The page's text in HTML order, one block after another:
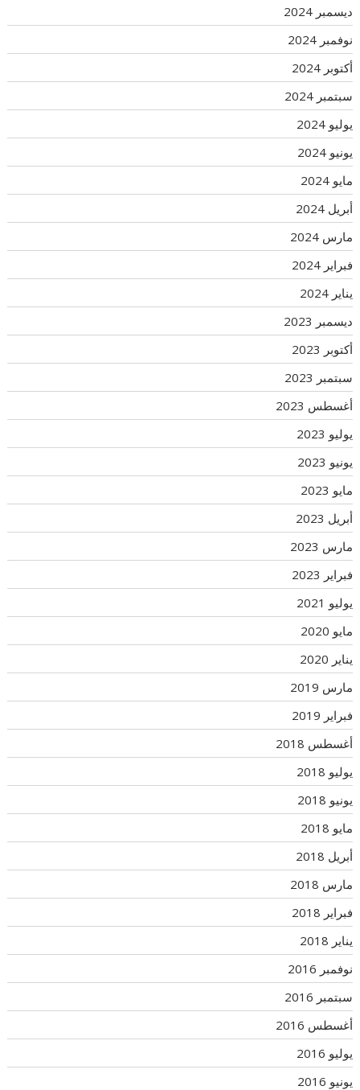
ديسمبر 2024
نوفمبر 2024
أكتوبر 2024
سبتمبر 2024
يوليو 2024
يونيو 2024
مايو 2024
أبريل 2024
مارس 2024
فبراير 2024
يناير 2024
ديسمبر 2023
أكتوبر 2023
سبتمبر 2023
أغسطس 2023
يوليو 2023
يونيو 2023
مايو 2023
أبريل 2023
مارس 2023
فبراير 2023
يوليو 2021
مايو 2020
يناير 2020
مارس 2019
فبراير 2019
أغسطس 2018
يوليو 2018
يونيو 2018
مايو 2018
أبريل 2018
مارس 2018
فبراير 2018
يناير 2018
نوفمبر 2016
سبتمبر 2016
أغسطس 2016
يوليو 2016
يونيو 2016